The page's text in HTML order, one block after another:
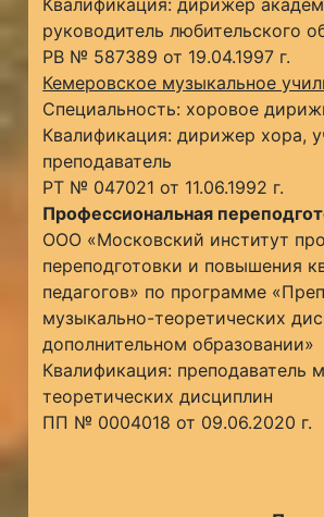
Квалификация: дирижер
руководитель любительского
РВ № 587389 от 19.04.1997 г.
Кемеровское музыкальное
Специальность: хоровое
Квалификация: дирижер хора,
преподаватель
РТ № 047021 от 11.06.1992 г.
Профессиональная
ООО «Московский институт
переподготовки и повышения
педагогов» по программе
музыкально-теоретических
дополнительном образовании»
Квалификация: преподаватель
теоретических дисциплин
ПП № 0004018 от 09.06.2020 г.